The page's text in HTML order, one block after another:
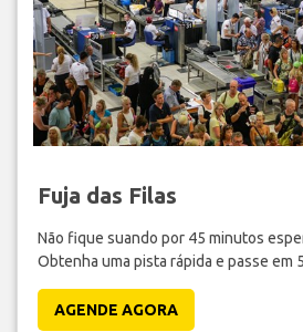
Fuja das Filas
Não fique suando por 45 minutos
Obtenha uma pista rápida e passe em
AGENDE AGORA